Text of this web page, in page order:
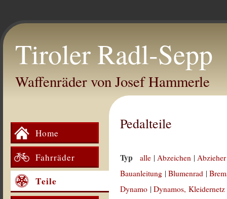
Tiroler Radl-Sepp
Waffenräder von Josef Hammerle
Home
Fahrräder
Teile
Pedalteile
Typ alle |Abzeichen |
Bauanleitung |Blumenrad |
Dynamo |Dynamos, Kleidernetz